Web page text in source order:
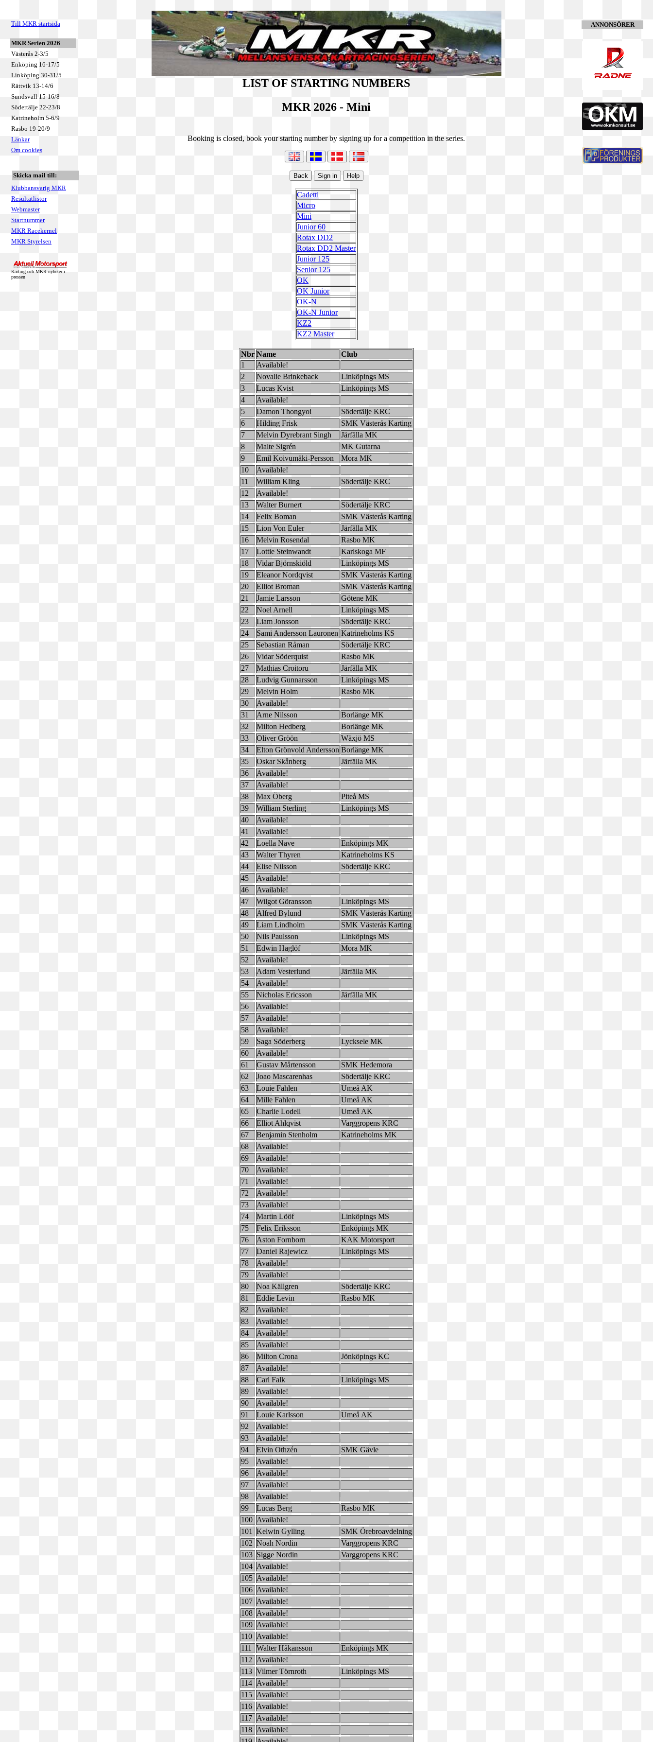
Till MKR startsida
MKR Serien 2026
Västerås 2-3/5
Enköping 16-17/5
Linköping 30-31/5
Rättvik 13-14/6
Sundsvall 15-16/8
Södertälje 22-23/8
Katrineholm 5-6/9
Rasbo 19-20/9
Länkar
Om cookies
Skicka mail till:
Klubbansvarig MKR
Resultatlistor
Webmaster
Startnummer
MKR Racekernel
MKR Styrelsen
Karting och MKR nyheter i
pressen
LIST OF STARTING NUMBERS
MKR 2026 - Mini
Booking is closed, book your starting number by signing up for a competition in the series.
Cadetti
Micro
Mini
Junior 60
Rotax DD2
Rotax DD2 Master
Junior 125
Senior 125
OK
OK Junior
OK-N
OK-N Junior
KZ2
KZ2 Master
Nbr Name
Club
1
Available!
2
Novalie Brinkeback
Linköpings MS
3
Lucas Kvist
Linköpings MS
4
Available!
5
Damon Thongyoi
Södertälje KRC
6
Hilding Frisk
SMK Västerås Karting
7
Melvin Dyrebrant Singh
Järfälla MK
8
Malte Sigrén
MK Gutarna
9
Emil Koivumäki-Persson
Mora MK
10
Available!
11
William Kling
Södertälje KRC
12
Available!
13
Walter Burnert
Södertälje KRC
14
Felix Boman
SMK Västerås Karting
15
Lion Von Euler
Järfälla MK
16
Melvin Rosendal
Rasbo MK
17
Lottie Steinwandt
Karlskoga MF
18
Vidar Björnskiöld
Linköpings MS
19
Eleanor Nordqvist
SMK Västerås Karting
20
Elliot Broman
SMK Västerås Karting
21
Jamie Larsson
Götene MK
22
Noel Arnell
Linköpings MS
23
Liam Jonsson
Södertälje KRC
24
Sami Andersson Lauronen Katrineholms KS
25
Sebastian Råman
Södertälje KRC
26
Vidar Söderquist
Rasbo MK
27
Mathias Croitoru
Järfälla MK
28
Ludvig Gunnarsson
Linköpings MS
29
Melvin Holm
Rasbo MK
30
Available!
31
Arne Nilsson
Borlänge MK
32
Milton Hedberg
Borlänge MK
33
Oliver Gröön
Wäxjö MS
34
Elton Grönvold Andersson Borlänge MK
35
Oskar Skånberg
Järfälla MK
36
Available!
37
Available!
38
Max Öberg
Piteå MS
39
William Sterling
Linköpings MS
40
Available!
41
Available!
42
Loella Nave
Enköpings MK
43
Walter Thyren
Katrineholms KS
44
Elise Nilsson
Södertälje KRC
45
Available!
46
Available!
47
Wilgot Göransson
Linköpings MS
48
Alfred Bylund
SMK Västerås Karting
49
Liam Lindholm
SMK Västerås Karting
50
Nils Paulsson
Linköpings MS
51
Edwin Haglöf
Mora MK
52
Available!
53
Adam Vesterlund
Järfälla MK
54
Available!
55
Nicholas Ericsson
Järfälla MK
56
Available!
57
Available!
58
Available!
59
Saga Söderberg
Lycksele MK
60
Available!
61
Gustav Mårtensson
SMK Hedemora
62
Joao Mascarenhas
Södertälje KRC
63
Louie Fahlen
Umeå AK
64
Mille Fahlen
Umeå AK
65
Charlie Lodell
Umeå AK
66
Elliot Ahlqvist
Varggropens KRC
67
Benjamin Stenholm
Katrineholms MK
68
Available!
69
Available!
70
Available!
71
Available!
72
Available!
73
Available!
74
Martin Lööf
Linköpings MS
75
Felix Eriksson
Enköpings MK
76
Aston Fornborn
KAK Motorsport
77
Daniel Rajewicz
Linköpings MS
78
Available!
79
Available!
80
Noa Källgren
Södertälje KRC
81
Eddie Levin
Rasbo MK
82
Available!
83
Available!
84
Available!
85
Available!
86
Milton Crona
Jönköpings KC
87
Available!
88
Carl Falk
Linköpings MS
89
Available!
90
Available!
91
Louie Karlsson
Umeå AK
92
Available!
93
Available!
94
Elvin Othzén
SMK Gävle
95
Available!
96
Available!
97
Available!
98
Available!
99
Lucas Berg
Rasbo MK
100 Available!
101
Kelwin Gylling
SMK Örebroavdelning
102 Noah Nordin
Varggropens KRC
103 Sigge Nordin
Varggropens KRC
104 Available!
105 Available!
106 Available!
107 Available!
108 Available!
109 Available!
110
Available!
111
Walter Håkansson
Enköpings MK
112
Available!
113 Vilmer Törnroth
Linköpings MS
114
Available!
115
Available!
116
Available!
117
Available!
118
Available!
ANNONSÖRER